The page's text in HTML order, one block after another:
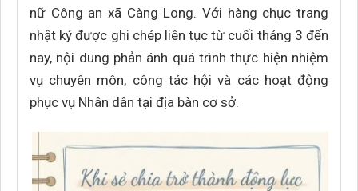
nữ Công an xã Càng Long. Với hàng chục trang
nhật ký được ghi chép liên tục từ cuối tháng 3 đến
nay, nội dung phản ánh quá trình thực hiện nhiệm
vụ chuyên môn, công tác hội và các hoạt động
phục vụ Nhân dân tại địa bàn cơ sở.